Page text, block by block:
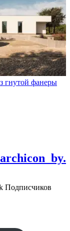
гнутой фанеры
Подписчиков